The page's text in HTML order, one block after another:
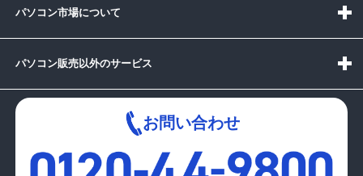
パソコン市場について
パソコン販売以外のサービス
お問い合わせ